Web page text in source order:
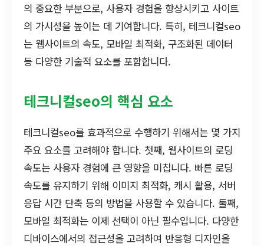
의 중요한 부분으로, 사용자 경험을 향상시키고 사이트
의 가시성을 높이는 데 기여합니다. 특히, 테크니컬seo
는 웹사이트의 속도, 모바일 최적화, 구조화된 데이터
등 다양한 기술적 요소를 포함합니다.
테크니컬seo의 핵심 요소
테크니컬seo를 효과적으로 수행하기 위해서는 몇 가지
주요 요소를 고려해야 합니다. 첫째, 웹사이트의 로딩
속도는 사용자 경험에 큰 영향을 미칩니다. 빠른 로딩
속도를 유지하기 위해 이미지 최적화, 캐시 활용, 서버
응답 시간 단축 등의 방법을 사용할 수 있습니다. 둘째,
모바일 최적화는 이제 선택이 아닌 필수입니다. 다양한
디바이스에서의 접근성을 고려하여 반응형 디자인을